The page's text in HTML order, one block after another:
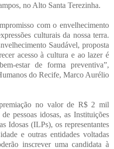
no Alto Santa Terezinha.
com o envelhecimento
culturais da nossa terra.
Saudável, proposta
acesso à cultura e ao lazer é
estar de forma preventiva”,
do Recife, Marco Aurélio
no valor de R$ 2 mil
pessoas idosas, as Instituições
Idosas (ILPs), os representantes
e outras entidades voltadas
inscrever uma candidata à